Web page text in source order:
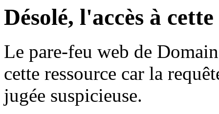
Désolé, l'accès à
Le pare-feu web de
cette ressource car la
jugée suspicieuse.